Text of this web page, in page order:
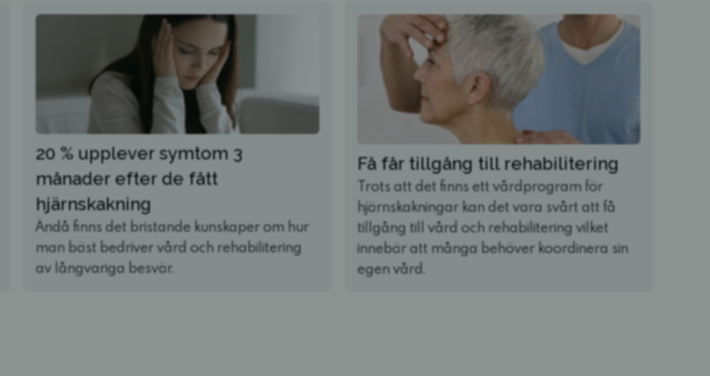
20 % upplever symtom 3
månader efter de fått
hjärnskakning
Ändå finns det bristande kunskaper om hur
man bäst bedriver vård och rehabilitering
av långvariga besvär.
Få får tillgång till rehabilitering
Trots att det finns ett vårdprogram för
hjärnskakningar kan det vara svårt att få
tillgång till vård och rehabilitering vilket
innebär att många behöver koordinera sin
egen vård.